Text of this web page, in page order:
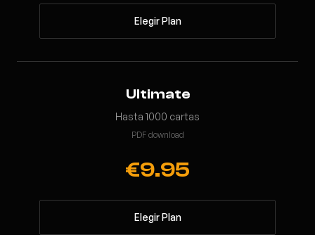
Elegir Plan
Ultimate
Hasta 1000 cartas
PDF download
€9.95
Elegir Plan